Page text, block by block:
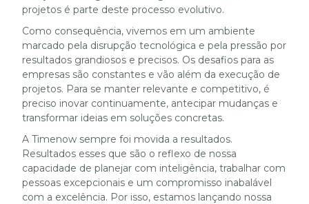
projetos é parte deste processo evolutivo.
Como consequência, vivemos em um ambiente
marcado pela disrupção tecnológica e pela pressão por
resultados grandiosos e precisos. Os desafios para as
empresas são constantes e vão além da execução de
projetos. Para se manter relevante e competitivo, é
preciso inovar continuamente, antecipar mudanças e
transformar ideias em soluções concretas.
A Timenow sempre foi movida a resultados.
Resultados esses que são o reflexo de nossa
capacidade de planejar com inteligência, trabalhar com
pessoas excepcionais e um compromisso inabalável
com a excelência. Por isso, estamos lançando nossa